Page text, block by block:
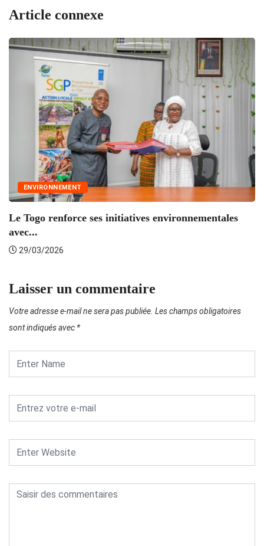
Article connexe
ENVIRONNEMENT
Le Togo renforce ses initiatives environnementales
avec...
29/03/2026
Laisser un commentaire
Votre adresse e-mail ne sera pas publiée. Les champs obligatoires
sont indiqués avec *